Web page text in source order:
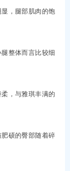
，腿部肌肉的饱
整体而言比较细
，与雅琪丰满的
硕的臀部随着碎